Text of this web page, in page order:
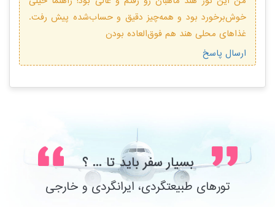
خوش‌برخورد بود و همه‌چیز دقیق و حساب‌شده پیش رفت.
غذاهای محلی هند هم فوق‌العاده بودن
ارسال پاسخ
بسیار سفر باید تا ... ؟
تورهای طبیعتگردی، ایرانگردی و خارجی